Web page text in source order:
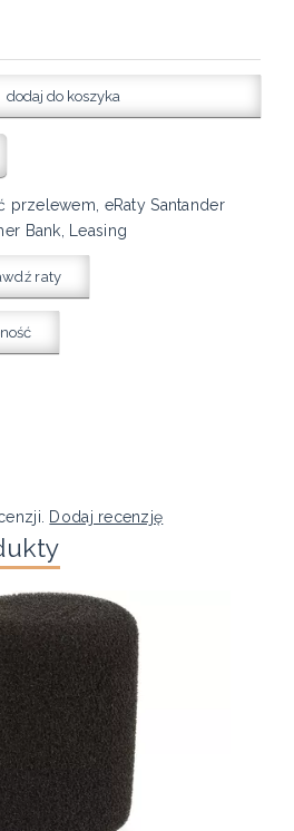
dodaj do koszyka
przelewem, eRaty Santander
Bank, Leasing
raty
Dodaj recenzję